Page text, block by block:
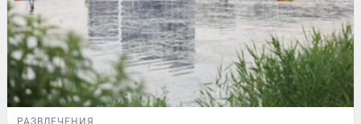
РАЗВЛЕЧЕНИЯ